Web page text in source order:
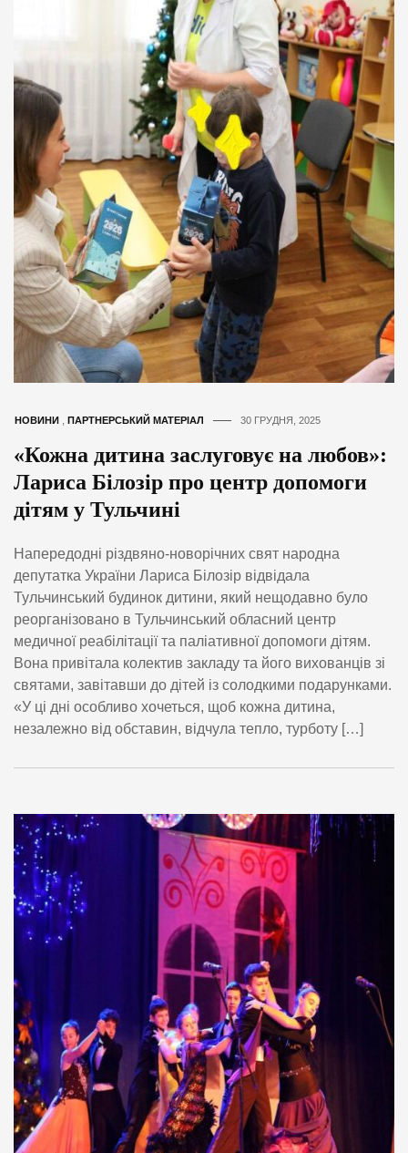
НОВИНИ ПАРТНЕРСЬКИЙ МАТЕРІАЛ 30 ГРУДНЯ, 2025
«Кожна дитина заслуговує на любов»:
Лариса Білозір про центр допомоги
дітям у Тульчині
Напередодні різдвяно-новорічних свят народна
депутатка України Лариса Білозір відвідала
Тульчинський будинок дитини, який нещодавно було
реорганізовано в Тульчинський обласний центр
медичної реабілітації та паліативної допомоги дітям.
Вона привітала колектив закладу та його вихованців зі
святами, завітавши до дітей із солодкими подарунками.
«У ці дні особливо хочеться, щоб кожна дитина,
незалежно від обставин, відчула тепло, турботу […]